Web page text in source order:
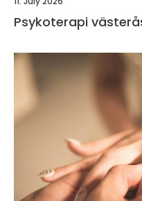
Psykoterapi